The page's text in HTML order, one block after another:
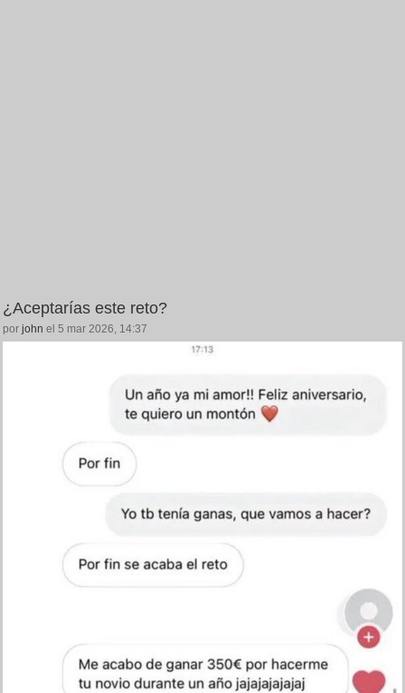
¿Aceptarías este reto?
por john el 5 mar 2026, 14:37